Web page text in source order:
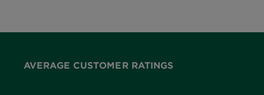
AVERAGE CUSTOMER RATINGS